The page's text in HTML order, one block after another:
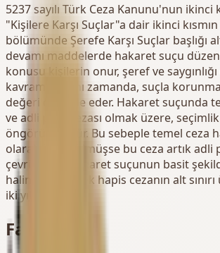
5237 sayılı Türk Ceza Kanunu'nun ikinci
"Kişilere Karşı Suçlar"a dair ikinci
bölümünde Şerefe Karşı Suçlar başlığı
devamı maddelerde hakaret suçu
konusu kişilerin onur, şeref ve
kavramlar aynı zamanda, suçla
değeri de ifade eder. Hakaret suçunda
ve adli para cezası olmak üzere,
öngörülmüştür. Bu sebeple temel ceza
olarak öngörülmüşse bu ceza artık adli
çevrilemez. Hakaret suçunun basit
halinde verilecek hapis cezanın alt sınırı
iki yıldır.
Fail